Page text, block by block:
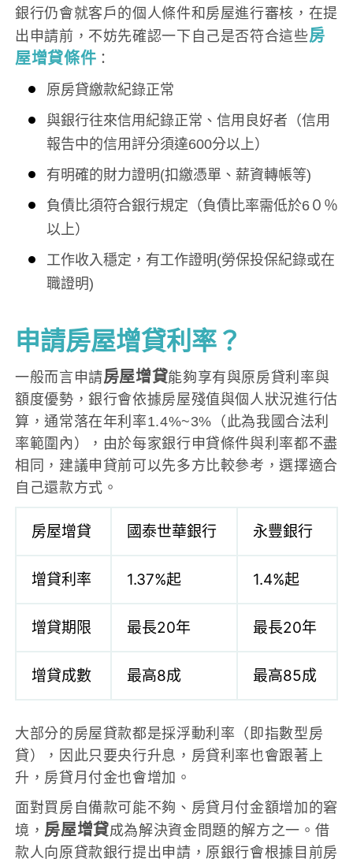
銀行仍會就客戶的個人條件和房屋進行審核，在提
出申請前，不妨先確認一下自己是否符合這些房
屋增貸條件 ：
原房貸繳款紀錄正常
與銀行往來信用紀錄正常、信用良好者（信用
報告中的信用評分須達600分以上）
有明確的財力證明(扣繳憑單、薪資轉帳等)
負債比須符合銀行規定（負債比率需低於6０％
以上）
工作收入穩定，有工作證明(勞保投保紀錄或在
職證明)
申請房屋增貸利率？
一般而言申請房屋增貸能夠享有與原房貸利率與
額度優勢，銀行會依據房屋殘值與個人狀況進行估
算，通常落在年利率1.4%~3%（此為我國合法利
率範圍內），由於每家銀行申貸條件與利率都不盡
相同，建議申貸前可以先多方比較參考，選擇適合
自己還款方式。
房屋增貸 國泰世華銀行 永豐銀行
增貸利率 1.37%起 1.4%起
增貸期限 最長20年 最長20年
增貸成數 最高8成 最高85成
大部分的房屋貸款都是採浮動利率（即指數型房
貸），因此只要央行升息，房貸利率也會跟著上
升，房貸月付金也會增加。
面對買房自備款可能不夠、房貸月付金額增加的窘
境， 房屋增貸成為解決資金問題的解方之一。借
款人向原貸款銀行提出申請，原銀行會根據目前房